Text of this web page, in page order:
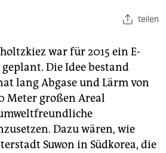
teilen
war für 2015 ein E-
Die Idee bestand
lang Abgase und Lärm von
Meter großen Areal
Dazu wären, wie
Suwon in Südkorea, die